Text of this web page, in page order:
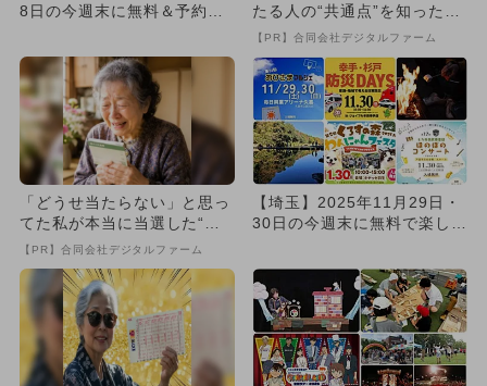
8日の今週末に無料＆予約不
たる人の“共通点”を知っただ
け
【PR】合同会社デジタルファーム
「どうせ当たらない」と思っ
てた私が本当に当選した“買
い方”がこれ
【PR】合同会社デジタルファーム
【埼玉】2025年11月29日・
30日の今週末に無料で楽しめ